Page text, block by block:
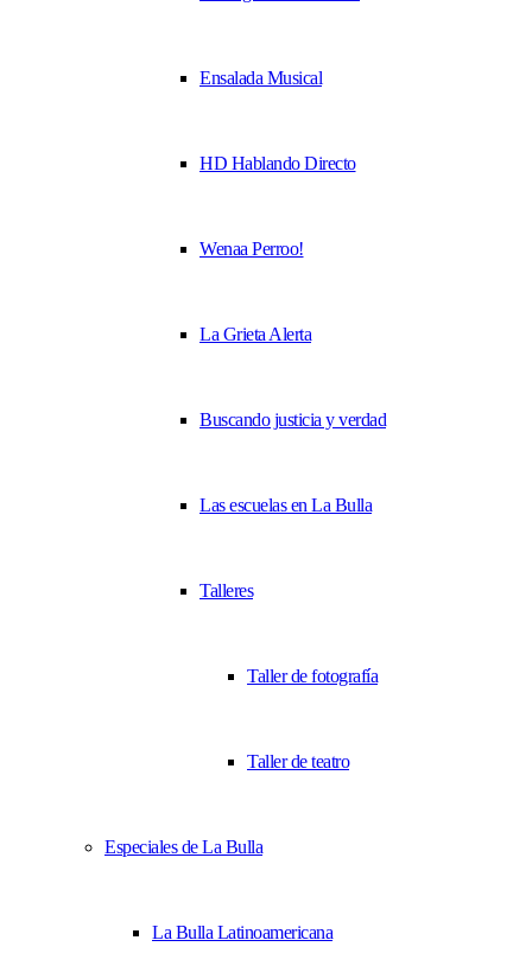
Ensalada Musical
HD Hablando Directo
Wenaa Perroo!
La Grieta Alerta
Buscando justicia y verdad
Las escuelas en La Bulla
Talleres
Taller de fotografía
Taller de teatro
Especiales de La Bulla
La Bulla Latinoamericana